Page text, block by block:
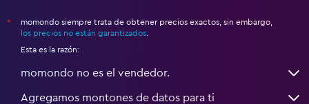
*
momondo siempre trata de obtener precios exactos, sin embargo,
los precios no están garantizados
Esta es la razón:
momondo no es el vendedor.
Agregamos montones de datos para ti